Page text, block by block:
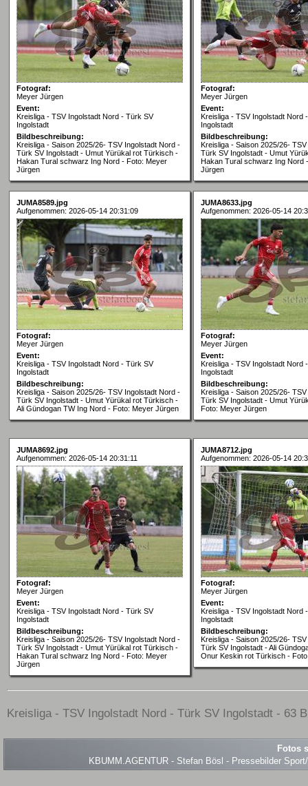
Fotograf:
Meyer Jürgen
Event:
Kreisliga - TSV Ingolstadt Nord - Türk SV
Ingolstadt
Bildbeschreibung:
Kreisliga - Saison 2025/26- TSV Ingolstadt Nord -
Türk SV Ingolstadt - Umut Yürükal rot Türkisch -
Hakan Tural schwarz Ing Nord - Foto: Meyer
Jürgen
Fotograf:
Meyer Jürgen
Event:
Kreisliga - TSV Ingolstadt Nord
Ingolstadt
Bildbeschreibung:
Kreisliga - Saison 2025/26-
Türk SV Ingolstadt - Umut
Hakan Tural schwarz Ing Nord
Jürgen
JUMA8589.jpg
Aufgenommen: 2026-05-14 20:31:09
Fotograf:
Meyer Jürgen
Event:
Kreisliga - TSV Ingolstadt Nord - Türk SV
Ingolstadt
Bildbeschreibung:
Kreisliga - Saison 2025/26- TSV Ingolstadt Nord -
Türk SV Ingolstadt - Umut Yürükal rot Türkisch -
Ali Gündogan TW Ing Nord - Foto: Meyer Jürgen
JUMA8633.jpg
Aufgenommen: 2026-05-14
Fotograf:
Meyer Jürgen
Event:
Kreisliga - TSV Ingolstadt Nord
Ingolstadt
Bildbeschreibung:
Kreisliga - Saison 2025/26-
Türk SV Ingolstadt - Umut
Foto: Meyer Jürgen
JUMA8692.jpg
Aufgenommen: 2026-05-14 20:31:11
Fotograf:
Meyer Jürgen
Event:
Kreisliga - TSV Ingolstadt Nord - Türk SV
Ingolstadt
Bildbeschreibung:
Kreisliga - Saison 2025/26- TSV Ingolstadt Nord -
Türk SV Ingolstadt - Umut Yürükal rot Türkisch -
Hakan Tural schwarz Ing Nord - Foto: Meyer
Jürgen
JUMA8712.jpg
Aufgenommen: 2026-05-14
Fotograf:
Meyer Jürgen
Event:
Kreisliga - TSV Ingolstadt Nord
Ingolstadt
Bildbeschreibung:
Kreisliga - Saison 2025/26-
Türk SV Ingolstadt - Ali
Onur Keskin rot Türkisch -
Kreisliga - TSV Ingolstadt Nord - Türk SV Ingolstadt - 63
Fotos
KBUMM.AGENTUR - Stefan Bösl - Pressebilder